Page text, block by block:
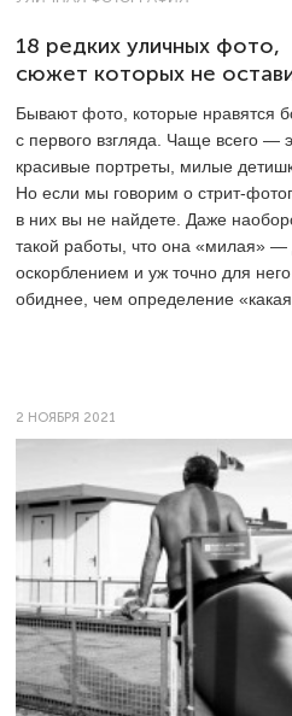
18 редких уличных фото,
сюжет которых не
Бывают фото, которые нравятся
с первого взгляда. Чаще всего —
красивые портреты, милые
Но если мы говорим о стрит-
в них вы не найдете. Даже
такой работы, что она «милая» —
оскорблением и уж точно для
обиднее, чем определение
2 НОЯБРЯ 2021